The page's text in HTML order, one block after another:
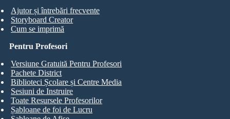
Ajutor și întrebări frecvente
Storyboard Creator
Cum se imprimă
Pentru Profesori
Versiune Gratuită Pentru Profesori
Pachete District
Biblioteci Școlare și Centre Media
Sesiuni de Instruire
Toate Resursele Profesorilor
Șabloane de foi de Lucru